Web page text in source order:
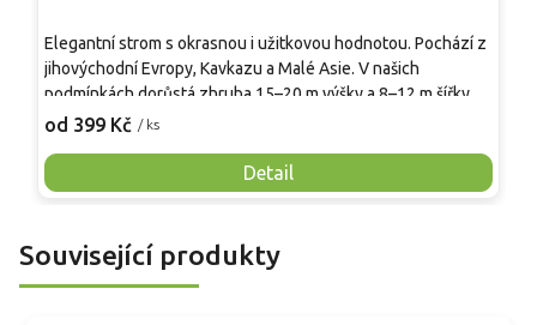
od 399 Kč / ks
Detail
Elegantní strom s okrasnou i užitkovou hodnotou. Pochází z
jihovýchodní Evropy, Kavkazu a Malé Asie. V našich
podmínkách dorůstá zhruba 15–20 m výšky a 8–12 m šířky.
Mladé stromy nesou kuželovitou, později široce vejčitou
Široce vejčité, často srdčité listy jsou temně zelené, na
podzim žloutnou. Na přelomu zimy a jara vytváří dlouhé
v ježatých obalech. Menší jádra chutí připomínají lískové
oříšky a hodí se k přímé konzumaci i pražení.
Související produkty